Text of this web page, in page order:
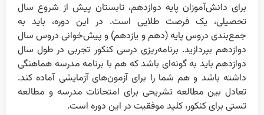
برای دانش‌آموزان پایه دوازدهم، تابستان پیش از شروع سال
تحصیلی، یک فرصت طلایی است. در این دوره، باید به
جمع‌بندی دروس پایه (دهم و یازدهم) و پیش‌خوانی دروس سال
دوازدهم بپردازید. برنامه‌ریزی درسی کنکور تجربی در طول سال
دوازدهم باید به گونه‌ای باشد که هم با برنامه مدرسه هماهنگی
داشته باشد و هم شما را برای آزمون‌های آزمایشی آماده کند.
تعادل بین مطالعه تشریحی برای امتحانات مدرسه و مطالعه
تستی برای کنکور، کلید موفقیت در این دوره است.